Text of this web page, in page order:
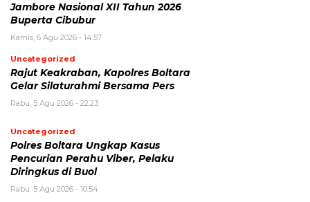
Jambore Nasional XII Tahun 2026
Buperta Cibubur
Kamis, 6 Agu 2026 - 14:57
Uncategorized
Rajut Keakraban, Kapolres Boltara
Gelar Silaturahmi Bersama Pers
Rabu, 5 Agu 2026 - 22:23
Uncategorized
Polres Boltara Ungkap Kasus
Pencurian Perahu Viber, Pelaku
Diringkus di Buol
Rabu, 5 Agu 2026 - 10:54